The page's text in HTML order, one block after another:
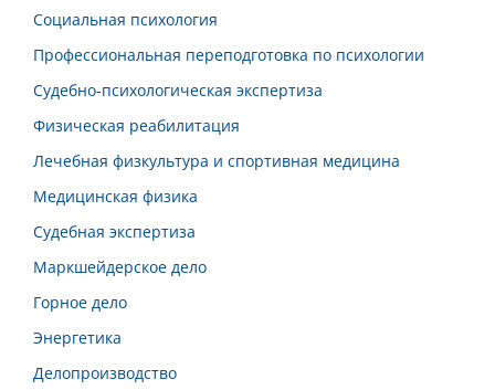
Социальная психология
Профессиональная переподготовка по психологии
Судебно-психологическая экспертиза
Физическая реабилитация
Лечебная физкультура и спортивная медицина
Медицинская физика
Судебная экспертиза
Маркшейдерское дело
Горное дело
Энергетика
Делопроизводство